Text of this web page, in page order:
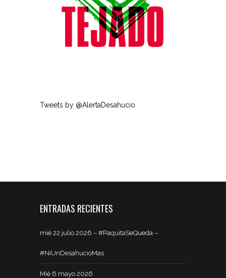
Tweets by @AlertaDesahucio
ENTRADAS RECIENTES
mié 22 julio 2026 – #PaquitaSeQueda –
#NiUnDesahucioMas
Mié 6 mayo 2026